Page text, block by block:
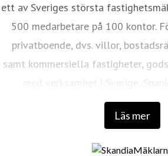
Läs mer
ett av Sveriges största
500 medarbetare på 100 kontor.
privatboende, dvs. villor,
samt kommersiella fastigheter,
med verksamhet i Sverige,